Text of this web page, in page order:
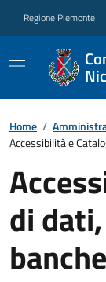
Regione Piemonte
Home /
Accessibilità e
di